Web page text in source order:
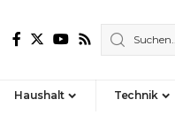
Haushalt Technik